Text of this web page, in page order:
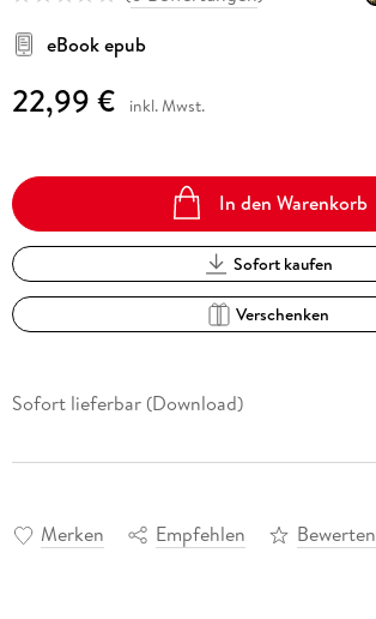
eBook epub
22,99 € inkl. Mwst.
In den Warenkorb
Sofort kaufen
Verschenken
Sofort lieferbar (Download)
Merken Empfehlen Bewerten